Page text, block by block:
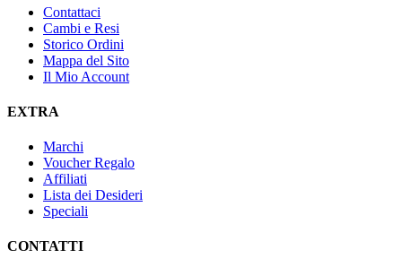
Contattaci
Cambi e Resi
Storico Ordini
Mappa del Sito
Il Mio Account
EXTRA
Marchi
Voucher Regalo
Affiliati
Lista dei Desideri
Speciali
CONTATTI